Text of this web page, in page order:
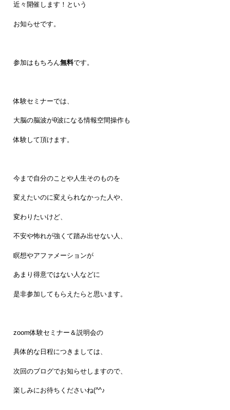
近々開催します！という
お知らせです。
参加はもちろん無料です。
体験セミナーでは、
大脳の脳波がθ波になる情報空間操作も
体験して頂けます。
今まで自分のことや人生そのものを
変えたいのに変えられなかった人や、
変わりたいけど、
不安や怖れが強くて踏み出せない人、
瞑想やアファメーションが
あまり得意ではない人などに
是非参加してもらえたらと思います。
zoom体験セミナー＆説明会の
具体的な日程につきましては、
次回のブログでお知らせしますので、
楽しみにお待ちくださいね(^^♪